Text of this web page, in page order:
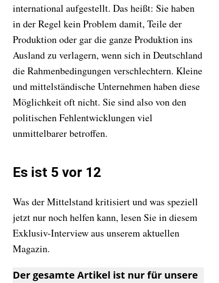
international aufgestellt. Das heißt: Sie haben
in der Regel kein Problem damit, Teile der
Produktion oder gar die ganze Produktion ins
Ausland zu verlagern, wenn sich in Deutschland
die Rahmenbedingungen verschlechtern. Kleine
und mittelständische Unternehmen haben diese
Möglichkeit oft nicht. Sie sind also von den
politischen Fehlentwicklungen viel
unmittelbarer betroffen.
Es ist 5 vor 12
Was der Mittelstand kritisiert und was speziell
jetzt nur noch helfen kann, lesen Sie in diesem
Exklusiv-Interview aus unserem aktuellen
Magazin.
Der gesamte Artikel ist nur für unsere